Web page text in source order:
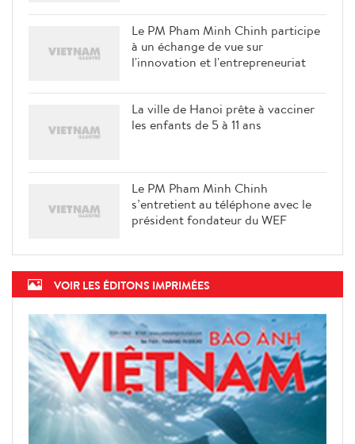
Le PM Pham Minh Chinh participe
à un échange de vue sur
l'innovation et l'entrepreneuriat
La ville de Hanoi prête à vacciner
les enfants de 5 à 11 ans
Le PM Pham Minh Chinh
s’entretient au téléphone avec le
président fondateur du WEF
VOIR LES ÉDITONS IMPRIMÉES